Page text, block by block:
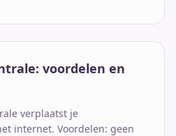
voordelen en
verplaatst je
internet. Voordelen: geen